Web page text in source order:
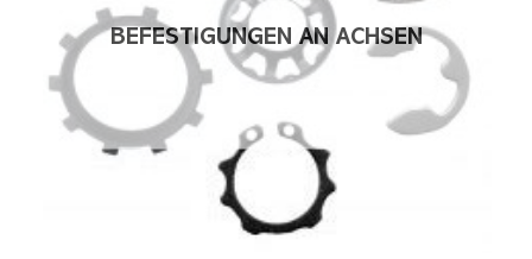
BEFESTIGUNGEN AN ACHSEN